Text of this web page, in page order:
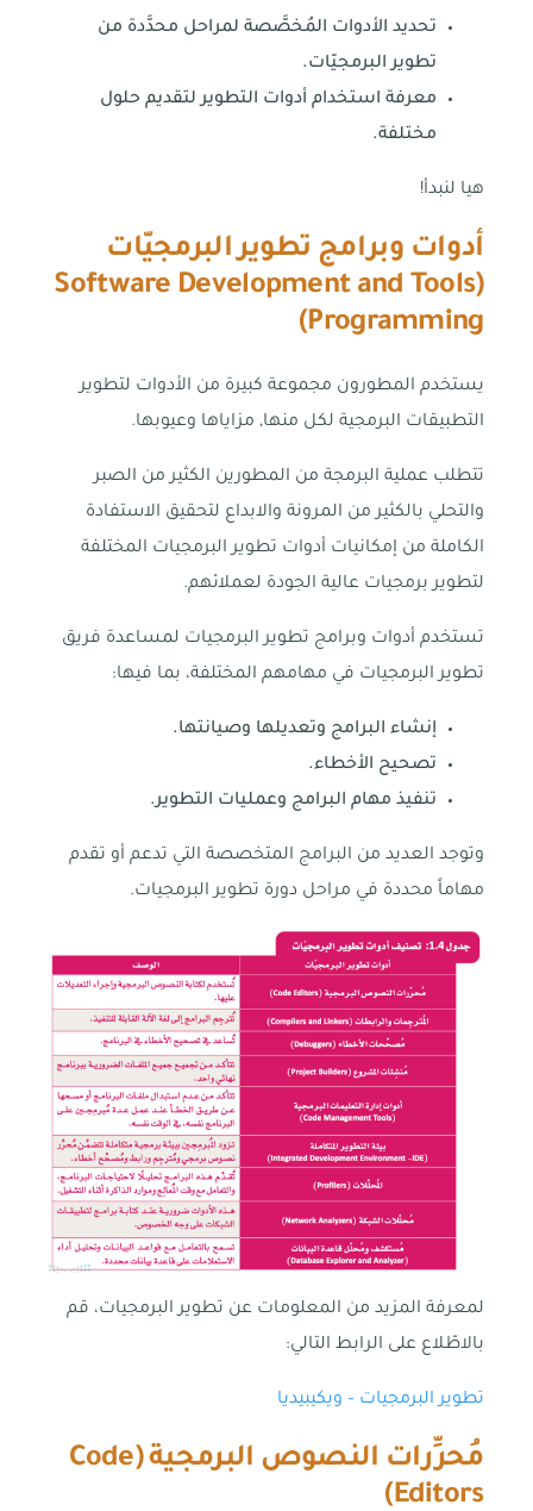
تحديد الأدوات المُخصَّصة لمراحل محدَّدة من
تطوير البرمجيّات.
معرفة استخدام أدوات التطوير لتقديم حلول
مختلفة.
هيا لنبدأ!
أدوات وبرامج تطوير البرمجيّات
(
Software Development and Tools
Programming
)
يستخدم المطورون مجموعة كبيرة من الأدوات لتطوير
التطبيقات البرمجية لكل منها, مزاياها وعيوبها.
تتطلب عملية البرمجة من المطورين الكثير من الصبر
والتحلي بالكثير من المرونة والابداع لتحقيق الاستفادة
الكاملة من إمكانيات أدوات تطوير البرمجيات المختلفة
لتطوير برمجيات عالية الجودة لعملائهم.
تستخدم أدوات وبرامج تطوير البرمجيات لمساعدة فريق
تطوير البرمجيات في مهامهم المختلفة، بما فيها:
إنشاء البرامج وتعديلها وصيانتها.
تصحيح الأخطاء.
تنفيذ مهام البرامج وعمليات التطوير.
وتوجد العديد من البرامج المتخصصة التي تدعم أو تقدم
مهاماً محددة في مراحل دورة تطوير البرمجيات.
لمعرفة المزيد من المعلومات عن تطوير البرمجيات، قم
بالاطّلاع على الرابط التالي:
تطوير البرمجيات – ويكيبيديا
مُحرِّرات النصوص البرمجية (Code
Editors
)